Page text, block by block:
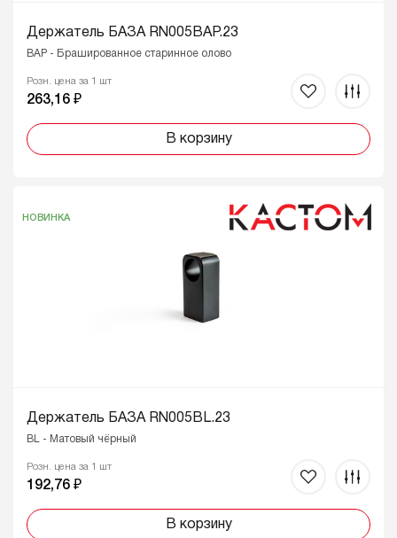
Держатель БАЗА RN005BAP.23
BAP - Брашированное старинное олово
Розн. цена за 1 шт
263,16 ₽
В корзину
НОВИНКА
Держатель БАЗА RN005BL.23
BL - Матовый чёрный
Розн. цена за 1 шт
192,76 ₽
В корзину